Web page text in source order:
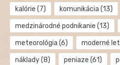
kalórie (7) komunikácia (13)
medzinárodné podnikanie (13)
meteorológia (6) moderné
náklady(8) peniaze (61)